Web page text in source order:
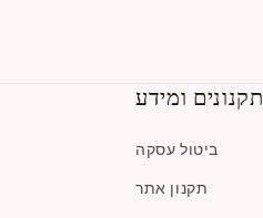
תקנונים ומידע
ביטול עסקה
תקנון אתר